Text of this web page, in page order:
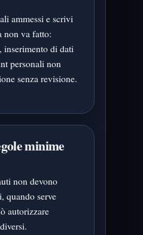
ammessi e scrivi
non va fatto:
inserimento di dati
personali non
senza revisione.
minime
non devono
quando serve
autorizzare